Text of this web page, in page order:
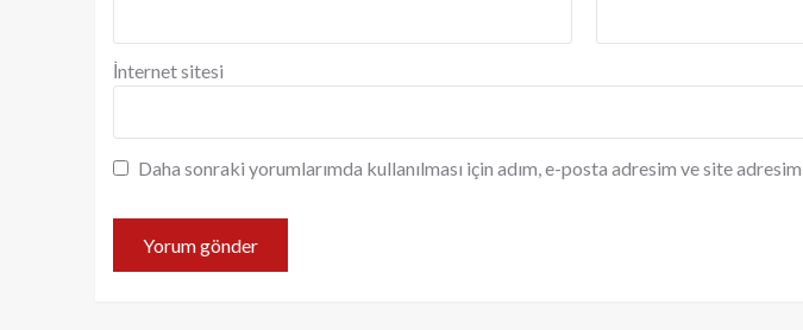
İnternet sitesi
Daha sonraki yorumlarımda kullanılması için adım, e-posta adresim ve site